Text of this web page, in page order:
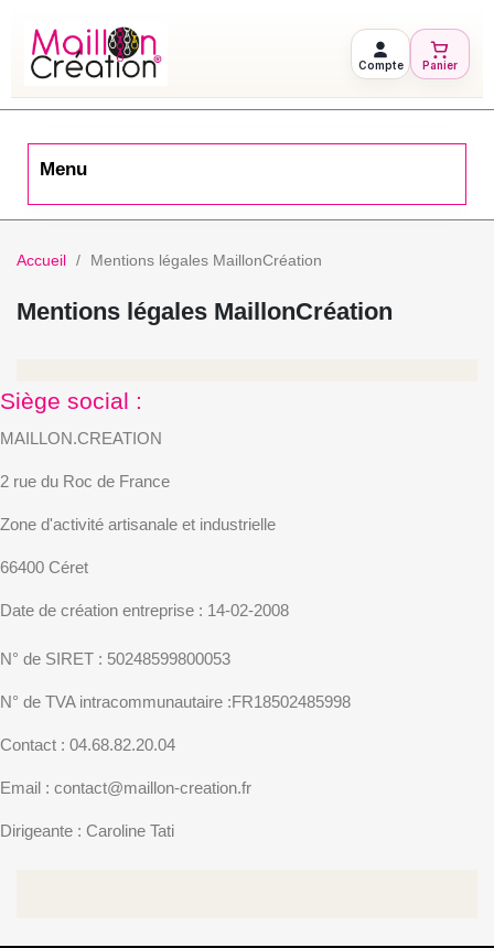
Compte Panier
Menu
Accueil Mentions légales MaillonCréation
Mentions légales MaillonCréation
Siège social :
MAILLON.CREATION
2 rue du Roc de France
Zone d'activité artisanale et industrielle
66400 Céret
Date de création entreprise : 14-02-2008
N° de SIRET : 50248599800053
N° de TVA intracommunautaire :FR18502485998
Contact : 04.68.82.20.04
Email : contact@maillon-creation.fr
Dirigeante : Caroline Tati